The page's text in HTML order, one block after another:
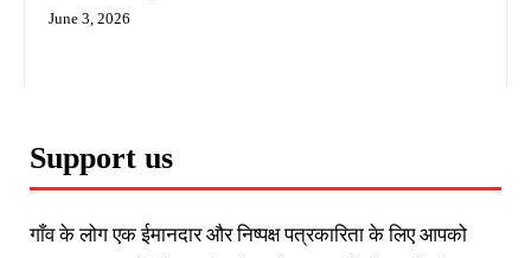
June 3, 2026
Support us
गाँव के लोग एक ईमानदार और निष्पक्ष पत्रकारिता के लिए आपको